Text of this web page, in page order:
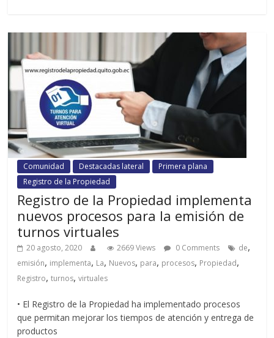
Comunidad Destacadas lateral
Primera plana
Registro de la Propiedad
Registro de la Propiedad implementa
nuevos procesos para la emisión de
turnos virtuales
20 agosto, 2020 2669 Views 0 Comments de,
emisión, implementa, La, Nuevos, para, procesos, Propiedad,
Registro,turnos,virtuales
• El Registro de la Propiedad ha implementado procesos
que permitan mejorar los tiempos de atención y entrega de
productos